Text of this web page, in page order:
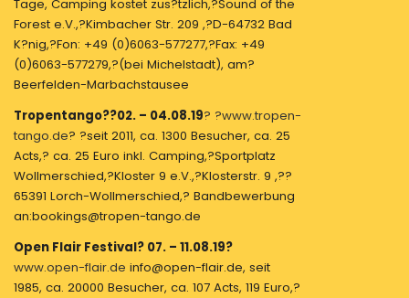
Tage, Camping kostet zus?tzlich,?Sound of the
Forest e.V.,?Kimbacher Str. 209 ,?D-64732 Bad
K?nig,?Fon: +49 (0)6063-577277,?Fax: +49
(0)6063-577279,?(bei Michelstadt), am?
Beerfelden-Marbachstausee
Tropentango??02. – 04.08.19? ?www.tropen-
tango.de? ?seit 2011, ca. 1300 Besucher, ca. 25
Acts,? ca. 25 Euro inkl. Camping,?Sportplatz
Wollmerschied,?Kloster 9 e.V.,?Klosterstr. 9 ,??
65391 Lorch-Wollmerschied,? Bandbewerbung
an:bookings@tropen-tango.de
Open Flair Festival? 07. – 11.08.19?
www.open-flair.de info@open-flair.de, seit
1985, ca. 20000 Besucher, ca. 107 Acts, 119 Euro,?